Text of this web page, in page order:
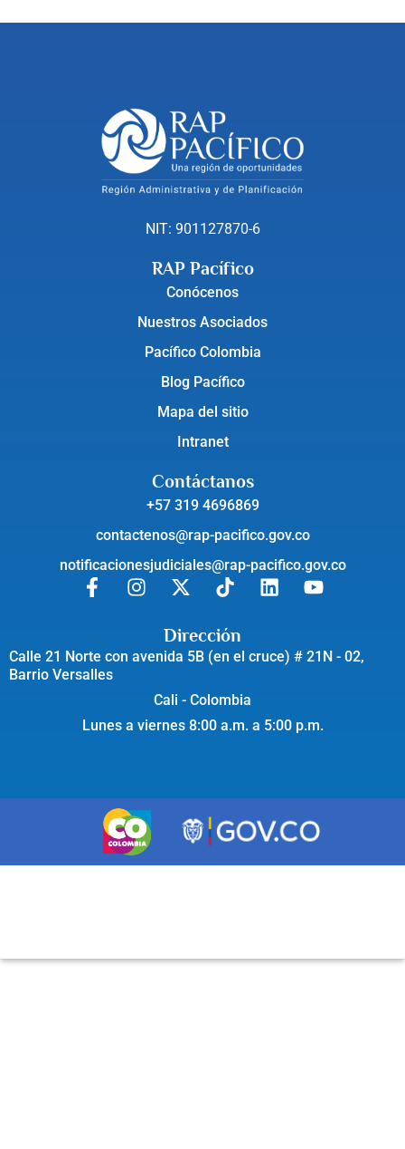
NIT: 901127870-6
RAP Pacífico
Conócenos
Nuestros Asociados
Pacífico Colombia
Blog Pacífico
Mapa del sitio
Intranet
Contáctanos
+57 319 4696869
contactenos@rap-pacifico.gov.co
notificacionesjudiciales@rap-pacifico.gov.co
Dirección
Calle 21 Norte con avenida 5B (en el cruce) # 21N - 02,
Barrio Versalles
Cali - Colombia
Lunes a viernes 8:00 a.m. a 5:00 p.m.